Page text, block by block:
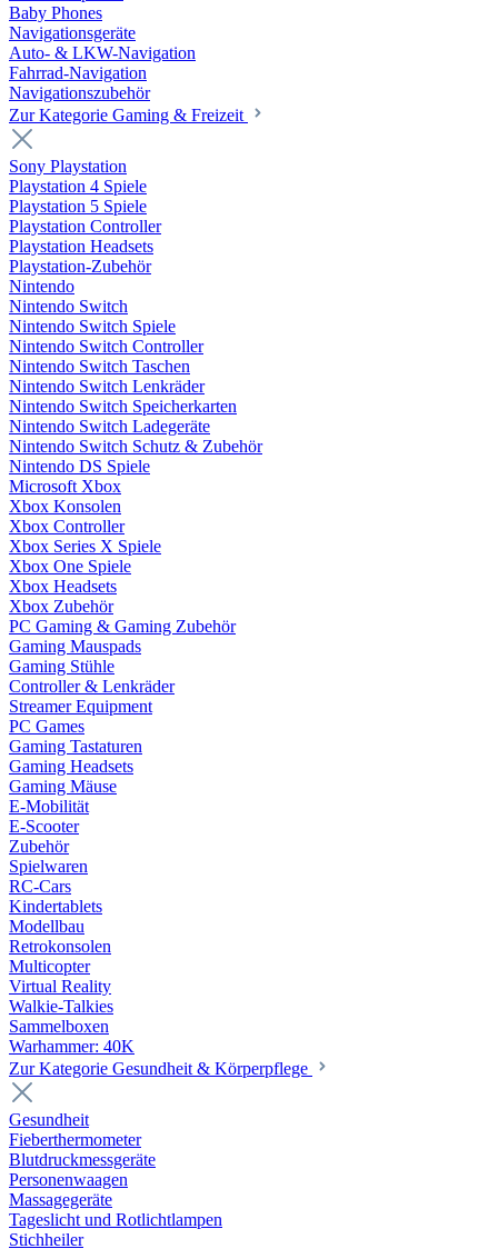
Baby Phones
Navigationsgeräte
Auto- & LKW-Navigation
Fahrrad-Navigation
Navigationszubehör
Zur Kategorie Gaming & Freizeit
Sony Playstation
Playstation 4 Spiele
Playstation 5 Spiele
Playstation Controller
Playstation Headsets
Playstation-Zubehör
Nintendo
Nintendo Switch
Nintendo Switch Spiele
Nintendo Switch Controller
Nintendo Switch Taschen
Nintendo Switch Lenkräder
Nintendo Switch Speicherkarten
Nintendo Switch Ladegeräte
Nintendo Switch Schutz & Zubehör
Nintendo DS Spiele
Microsoft Xbox
Xbox Konsolen
Xbox Controller
Xbox Series X Spiele
Xbox One Spiele
Xbox Headsets
Xbox Zubehör
PC Gaming & Gaming Zubehör
Gaming Mauspads
Gaming Stühle
Controller & Lenkräder
Streamer Equipment
PC Games
Gaming Tastaturen
Gaming Headsets
Gaming Mäuse
E-Mobilität
E-Scooter
Zubehör
Spielwaren
RC-Cars
Kindertablets
Modellbau
Retrokonsolen
Multicopter
Virtual Reality
Walkie-Talkies
Sammelboxen
Warhammer: 40K
Zur Kategorie Gesundheit & Körperpflege
Gesundheit
Fieberthermometer
Blutdruckmessgeräte
Personenwaagen
Massagegeräte
Tageslicht und Rotlichtlampen
Stichheiler